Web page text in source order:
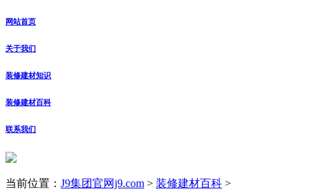
网站首页
关于我们
装修建材知识
装修建材百科
联系我们
当前位置： J9集团官网j9.com > 装修建材百科 >